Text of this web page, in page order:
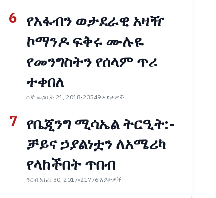
6 የአፋብን ወታደራዊ አዛዥ
ኮማንዶ ፍቅሩ ሙሉዬ
የመንግስትን የሰላም ጥሪ
ተቀበለ
ሰኞ መጋቢት 21, 2018•23549 እይታዎች
7 የቤጂንግ ሚሳኤል ትርዒት:-
ቻይና ኃያልነቷን ለአሜሪካ
የላከችበት ጥበብ
ዓርብ ነሐሴ 30, 2017•21776 እይታዎች